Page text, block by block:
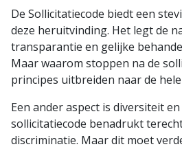
De Sollicitatiecode biedt een
deze heruitvinding. Het legt de
transparantie en gelijke
Maar waarom stoppen na de
principes uitbreiden naar de
Een ander aspect is diversiteit
sollicitatiecode benadrukt
discriminatie. Maar dit moet